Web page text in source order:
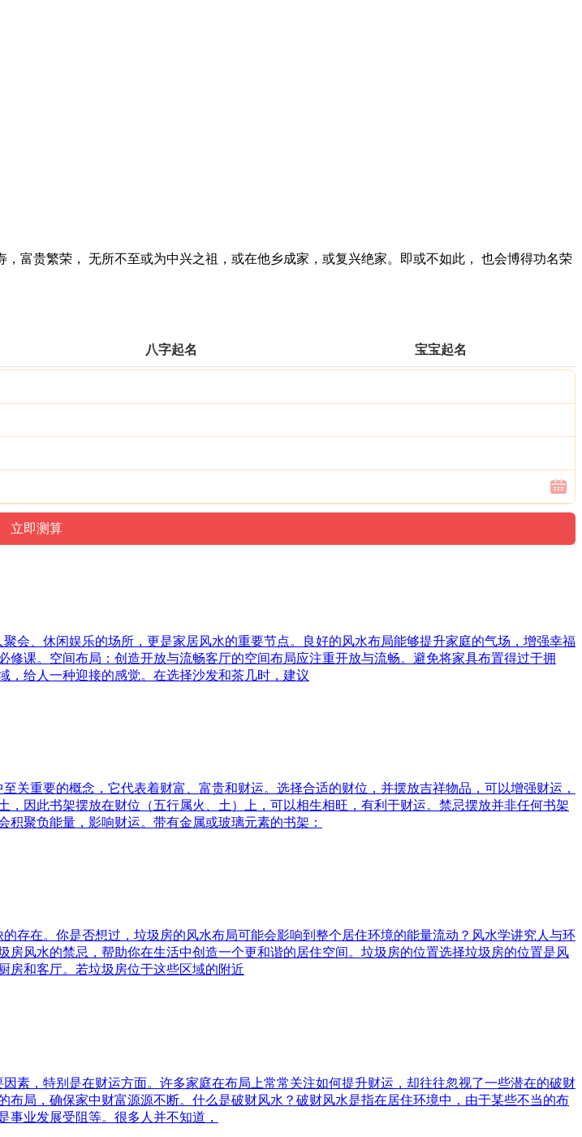
贵繁荣， 无所不至或为中兴之祖，或在他乡成家，或复兴绝家。即或不如此， 也会博得功名荣
八字起名 宝宝起名
会、休闲娱乐的场所，更是家居风水的重要节点。良好的风水布局能够提升家庭的气场，增强幸福
课。空间布局：创造开放与流畅客厅的空间布局应注重开放与流畅。避免将家具布置得过于拥
，给人一种迎接的感觉。在选择沙发和茶几时，建议
关重要的概念，它代表着财富、富贵和财运。选择合适的财位，并摆放吉祥物品，可以增强财运，
因此书架摆放在财位（五行属火、土）上，可以相生相旺，有利于财运。禁忌摆放并非任何书架
聚负能量，影响财运。带有金属或玻璃元素的书架：
存在。你是否想过，垃圾房的风水布局可能会影响到整个居住环境的能量流动？风水学讲究人与环
风水的禁忌，帮助你在生活中创造一个更和谐的居住空间。垃圾房的位置选择垃圾房的位置是风
房和客厅。若垃圾房位于这些区域的附近
素，特别是在财运方面。许多家庭在布局上常常关注如何提升财运，却往往忽视了一些潜在的破财
局，确保家中财富源源不断。什么是破财风水？破财风水是指在居住环境中，由于某些不当的布
业发展受阻等。很多人并不知道，